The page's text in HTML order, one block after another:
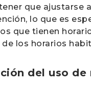
que ajustarse
lo que es
que tienen
los horarios
del uso de